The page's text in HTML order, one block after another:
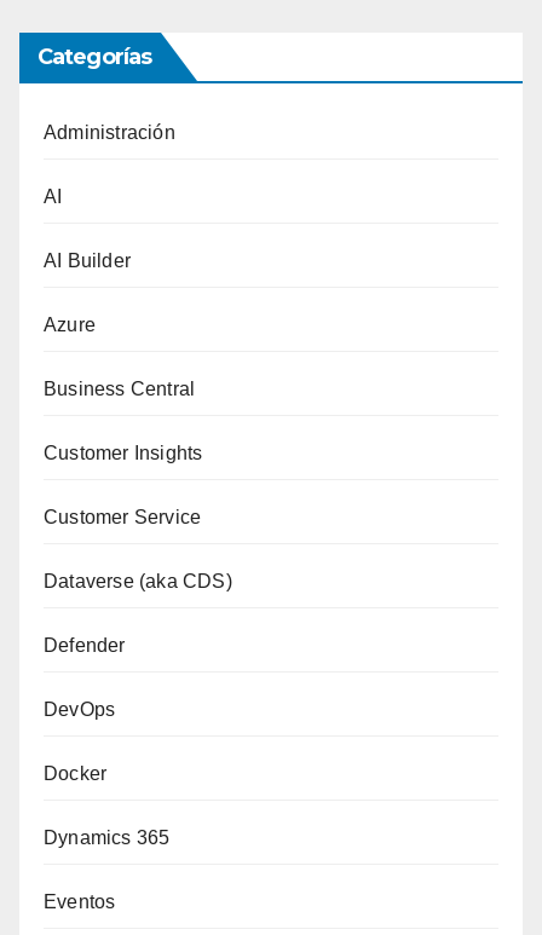
Categorías
Administración
AI
AI Builder
Azure
Business Central
Customer Insights
Customer Service
Dataverse (aka CDS)
Defender
DevOps
Docker
Dynamics 365
Eventos